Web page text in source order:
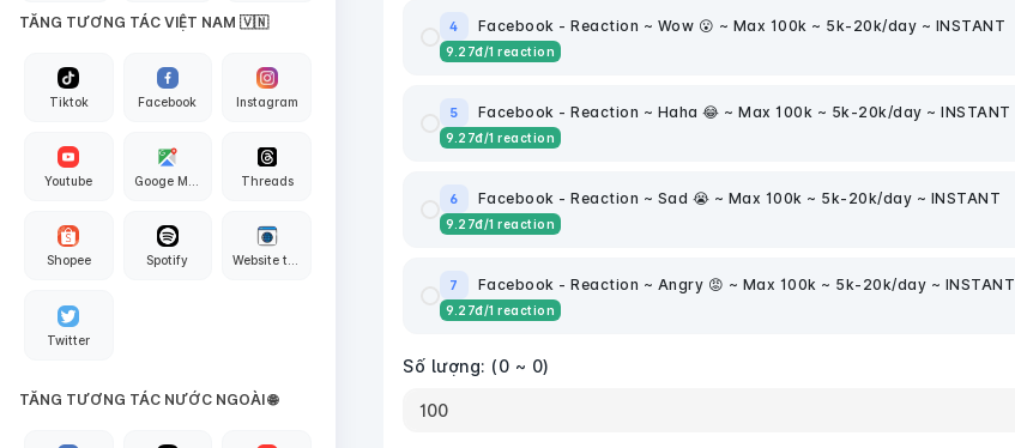
TĂNG TƯƠNG TÁC VIỆT NAM 🇻🇳
Tiktok Facebook Instagram
Youtube Threads
Shopee Spotify
Twitter
TĂNG TƯƠNG TÁC NƯỚC NGOÀI 🌐
4 Facebook - Reaction ~ Wow 😮 ~ Max 100k ~ 5k-20k/day ~ INSTANT
9.27đ/1 reaction
5 Facebook - Reaction ~ Haha 😂 ~ Max 100k ~ 5k-20k/day ~ INSTANT
9.27đ/1 reaction
6 Facebook - Reaction ~ Sad 😭 ~ Max 100k ~ 5k-20k/day ~ INSTANT
9.27đ/1 reaction
7 Facebook - Reaction ~ Angry 😡 ~ Max 100k ~ 5k-20k/day ~ INSTANT
9.27đ/1 reaction
Số lượng: (0 ~ 0)